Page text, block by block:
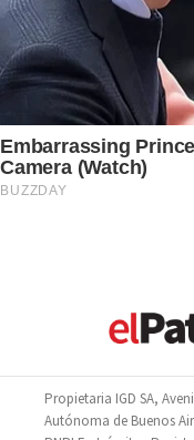
Propietaria IGD SA,
Autónoma de Buenos